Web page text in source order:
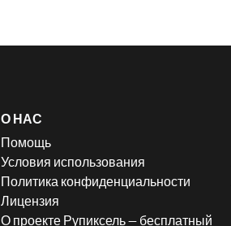
О НАС
Помощь
Условия использования
Политика конфиденциальности
Лицензия
О проекте Рупиксель — бесплатный